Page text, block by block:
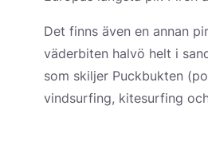
Det finns även en annan
väderbiten halvö helt i
som skiljer Puckbukten
vindsurfing, kitesurfing